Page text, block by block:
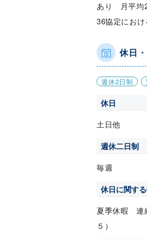
あり 月平均
36協定にお
休日
週休2日制
休日
土日他
週休二日制
毎週
休日に関す
夏季休暇 連
５）